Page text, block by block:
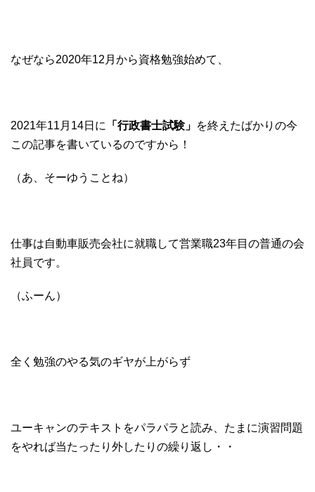
なぜなら2020年12月から資格勉強始めて、
2021年11月14日に 「行政書士試験」 を終えたばかりの今
この記事を書いているのですから！
（あ、そーゆうことね）
仕事は自動車販売会社に就職して営業職23年目の普通の会
社員です。
（ふーん）
全く勉強のやる気のギヤが上がらず
ユーキャンのテキストをパラパラと読み、たまに演習問題
をやれば当たったり外したりの繰り返し・・